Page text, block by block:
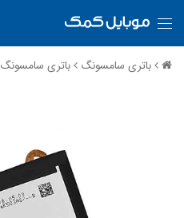
باتری سامسونگ باتری سامسونگ C5 Pro